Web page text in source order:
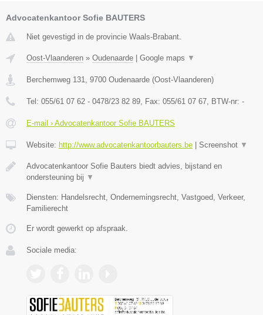
Advocatenkantoor Sofie BAUTERS
Niet gevestigd in de provincie Waals-Brabant.
Oost-Vlaanderen » Oudenaarde | Google maps ▼
Berchemweg 131 9700 Oudenaarde (Oost-Vlaanderen)
Tel: 055/61 07 62 - 0478/23 82 89 , Fax: 055/61 07 67 , BTW-nr: -
E-mail › Advocatenkantoor Sofie BAUTERS
Website: http://www.advocatenkantoorbauters.be | Screenshot ▼
Advocatenkantoor Sofie Bauters biedt advies, bijstand en
ondersteuning bij ▼
Diensten: Handelsrecht, Ondernemingsrecht, Vastgoed, Verkeer,
Familierecht
Er wordt gewerkt op afspraak.
Sociale media: